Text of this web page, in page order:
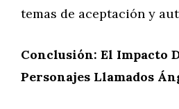
temas de aceptación y
Conclusión: El Impacto
Personajes Llamados